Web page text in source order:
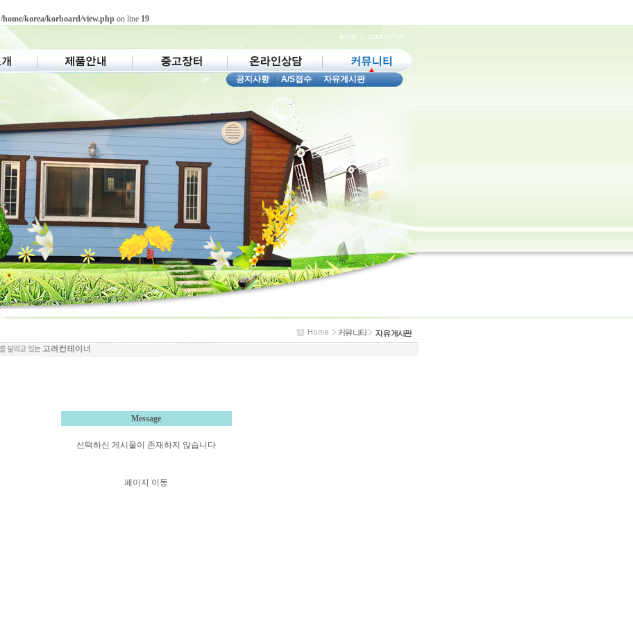
/home/korea/korboard/view.php on line 19
공지사항|A/S접수|자유게시판
Message
선택하신 게시물이 존재하지 않습니다
페이지 이동